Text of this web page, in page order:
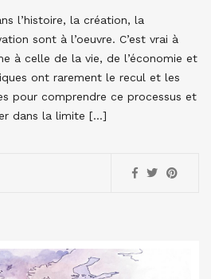
l’histoire, la création, la
sont à l’oeuvre. C’est vrai à
à celle de la vie, de l’économie et
ont rarement le recul et les
pour comprendre ce processus et
dans la limite […]